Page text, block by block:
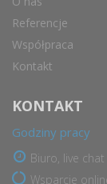
Referencje
Współpraca
Kontakt
KONTAKT
Godziny pracy
Biuro, live
Wsparcie